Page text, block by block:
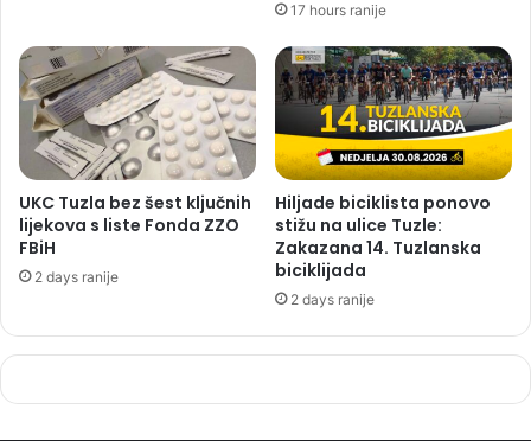
17 hours ranije
UKC Tuzla bez šest ključnih
lijekova s liste Fonda ZZO
FBiH
2 days ranije
Hiljade biciklista ponovo
stižu na ulice Tuzle:
Zakazana 14. Tuzlanska
biciklijada
2 days ranije